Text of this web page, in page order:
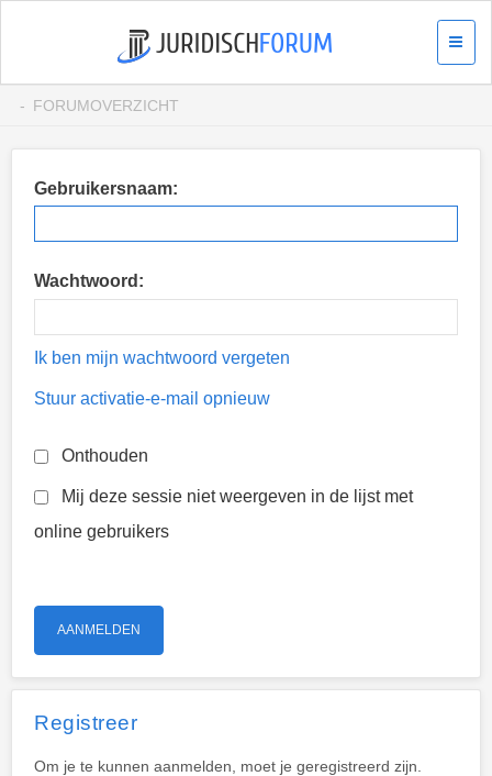
FORUMOVERZICHT
Gebruikersnaam:
Wachtwoord:
Ik ben mijn wachtwoord vergeten
Stuur activatie-e-mail opnieuw
Onthouden
Mij deze sessie niet weergeven in de lijst met
online gebruikers
Registreer
Om je te kunnen aanmelden, moet je geregistreerd zijn.